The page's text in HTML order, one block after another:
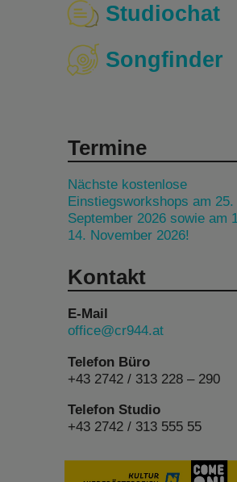
Studiochat
Songfinder
Termine
Nächste kostenlose
Einstiegsworkshops am 25.
September 2026 sowie am
14. November 2026!
Kontakt
E-Mail
office@cr944.at
Telefon Büro
+43 2742 / 313 228 – 290
Telefon Studio
+43 2742 / 313 555 55